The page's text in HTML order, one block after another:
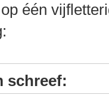
één
schreef: